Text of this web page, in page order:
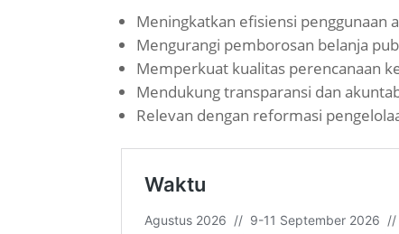
Meningkatkan efisiensi penggunaan
Mengurangi pemborosan belanja
Memperkuat kualitas perencanaan
Mendukung transparansi dan
Relevan dengan reformasi